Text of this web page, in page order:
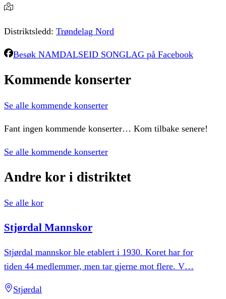
Distriktsledd: Trøndelag Nord
Besøk NAMDALSEID SONGLAG på Facebook
Kommende konserter
Se alle kommende konserter
Fant ingen kommende konserter… Kom tilbake senere!
Se alle kommende konserter
Andre kor i distriktet
Se alle kor
Stjørdal Mannskor
Stjørdal mannskor ble etablert i 1930. Koret har for
tiden 44 medlemmer, men tar gjerne mot flere. V…
Stjørdal